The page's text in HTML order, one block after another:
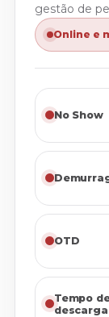
gestão de
Online e
No Show
OTD
Tempo
descarga